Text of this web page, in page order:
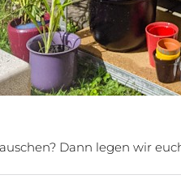
Dann legen wir